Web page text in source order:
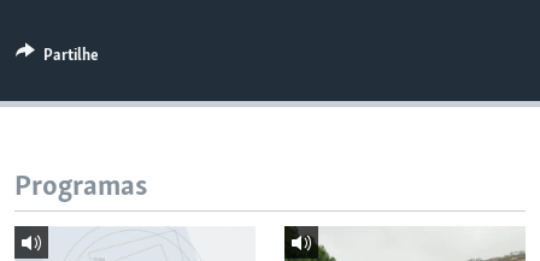
Partilhe
Programas